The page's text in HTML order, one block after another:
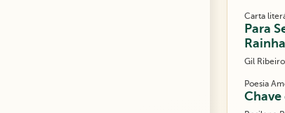
Carta
Para
Rainha
Gil Ribeiro
Poesia